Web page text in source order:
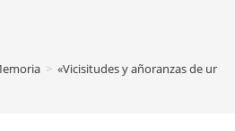
> «Vicisitudes y añoranzas de un